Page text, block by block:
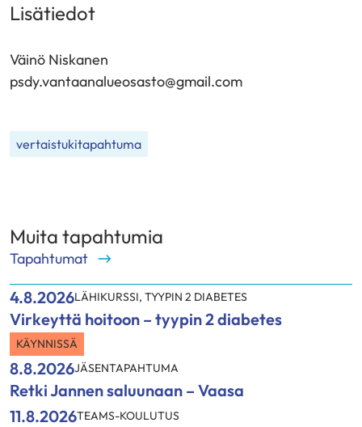
Lisätiedot
Väinö Niskanen
psdy.vantaanalueosasto@gmail.com
vertaistukitapahtuma
Muita tapahtumia
Tapahtumat
4.8.2026LÄHIKURSSI, TYYPIN 2 DIABETES
Virkeyttä hoitoon – tyypin 2 diabetes
KÄYNNISSÄ
8.8.2026JÄSENTAPAHTUMA
Retki Jannen saluunaan – Vaasa
11.8.2026TEAMS-KOULUTUS